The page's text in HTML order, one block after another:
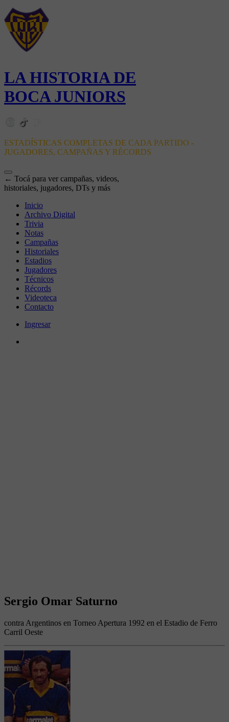
LA HISTORIA DE
BOCA JUNIORS
ESTADÍSTICAS COMPLETAS DE CADA PARTIDO -
JUGADORES, CAMPAÑAS Y RÉCORDS
← Tocá para ver campañas, videos,
historiales, jugadores, DTs y más
Inicio
Archivo Digital
Trivia
Notas
Campañas
Historiales
Estadios
Jugadores
Técnicos
Récords
Videoteca
Contacto
Ingresar
Sergio Omar Saturno
contra Argentinos en Torneo Apertura 1992 en el Estadio de Ferro
Carril Oeste